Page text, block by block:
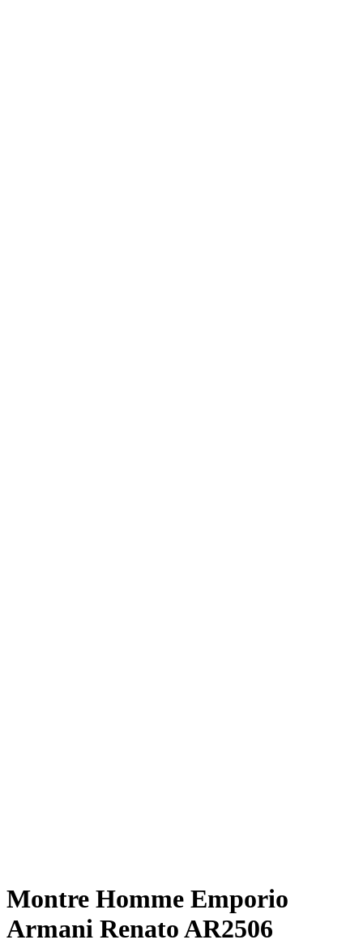
Montre Homme Emporio
Armani Renato AR2506